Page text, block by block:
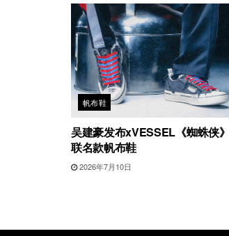
帆布鞋
吴建豪发布xVESSEL《蜘蛛侠》
联名款帆布鞋
2026年7月10日